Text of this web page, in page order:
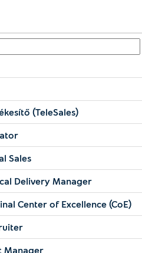
(TeleSales)
Sales
Delivery Manager
Center of Excellence (CoE)
Manager